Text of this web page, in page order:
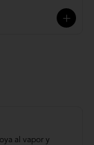
al vapor y